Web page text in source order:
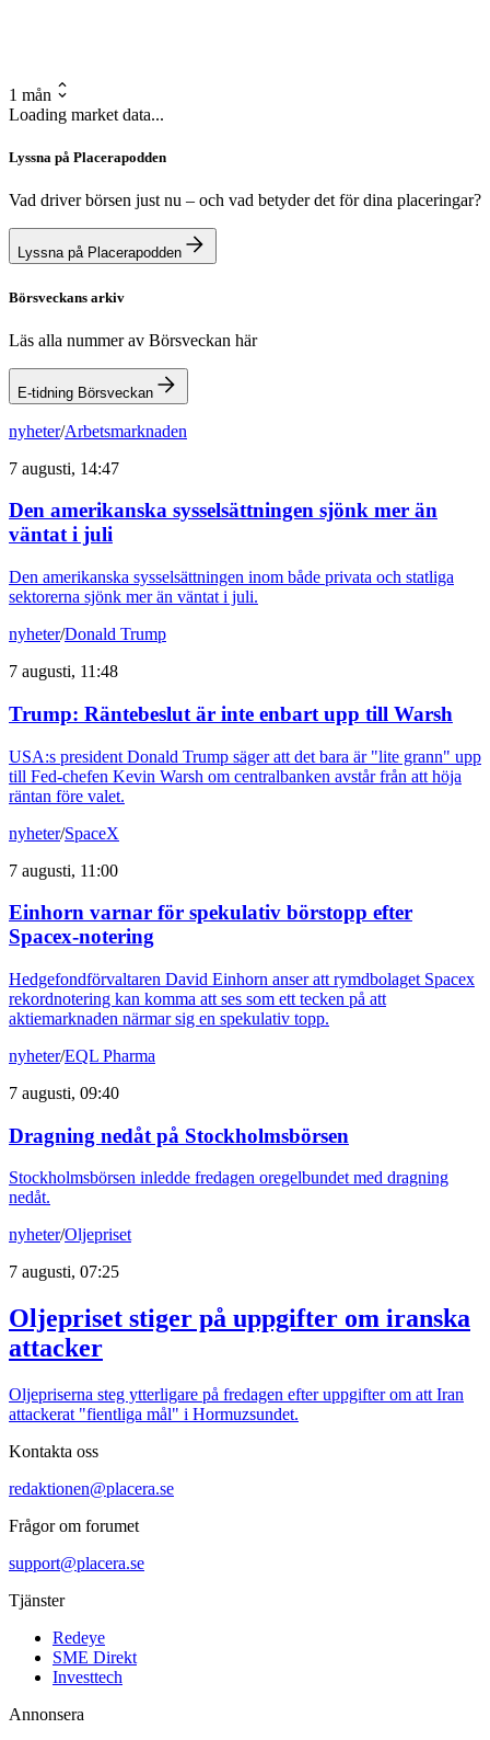
1 mån
Loading market data...
Lyssna på Placerapodden
Vad driver börsen just nu – och vad betyder det för dina placeringar?
Lyssna på Placerapodden
Börsveckans arkiv
Läs alla nummer av Börsveckan här
E-tidning Börsveckan
nyheter/Arbetsmarknaden
7 augusti, 14:47
Den amerikanska sysselsättningen sjönk mer än
väntat i juli
Den amerikanska sysselsättningen inom både privata och statliga
sektorerna sjönk mer än väntat i juli.
nyheter/Donald Trump
7 augusti, 11:48
Trump: Räntebeslut är inte enbart upp till Warsh
USA:s president Donald Trump säger att det bara är "lite grann" upp
till Fed-chefen Kevin Warsh om centralbanken avstår från att höja
räntan före valet.
nyheter/SpaceX
7 augusti, 11:00
Einhorn varnar för spekulativ börstopp efter
Spacex-notering
Hedgefondförvaltaren David Einhorn anser att rymdbolaget Spacex
rekordnotering kan komma att ses som ett tecken på att
aktiemarknaden närmar sig en spekulativ topp.
nyheter/EQL Pharma
7 augusti, 09:40
Dragning nedåt på Stockholmsbörsen
Stockholmsbörsen inledde fredagen oregelbundet med dragning
nedåt.
nyheter/Oljepriset
7 augusti, 07:25
Oljepriset stiger på uppgifter om iranska
attacker
Oljepriserna steg ytterligare på fredagen efter uppgifter om att Iran
attackerat "fientliga mål" i Hormuzsundet.
Kontakta oss
redaktionen@placera.se
Frågor om forumet
support@placera.se
Tjänster
Redeye
SME Direkt
Investtech
Annonsera